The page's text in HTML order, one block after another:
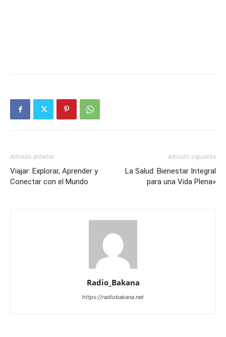
Artículo anterior
Viajar: Explorar, Aprender y
Conectar con el Mundo
Artículo siguiente
La Salud: Bienestar Integral
para una Vida Plena»
Radio_Bakana
https://radiobakana.net